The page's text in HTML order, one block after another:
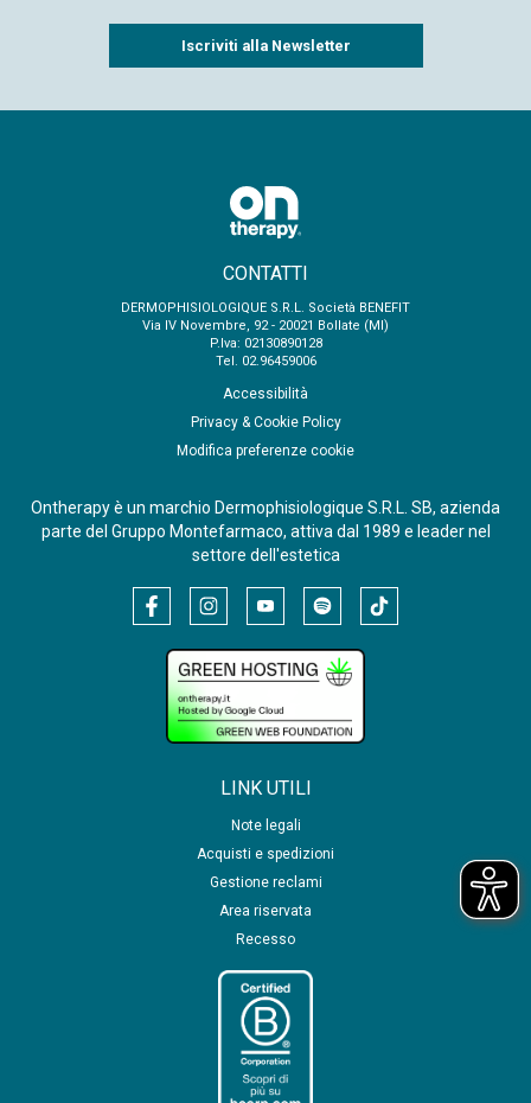
CONTATTI
DERMOPHISIOLOGIQUE S.R.L. Società BENEFIT
Via IV Novembre, 92 - 20021 Bollate (MI)
P.Iva: 02130890128
Tel. 02.96459006
Accessibilità
Privacy & Cookie Policy
Modifica preferenze cookie
Ontherapy è un marchio Dermophisiologique S.R.L. SB, azienda
parte del Gruppo Montefarmaco, attiva dal 1989 e leader nel
settore dell'estetica
LINK UTILI
Note legali
Acquisti e spedizioni
Gestione reclami
Area riservata
Recesso